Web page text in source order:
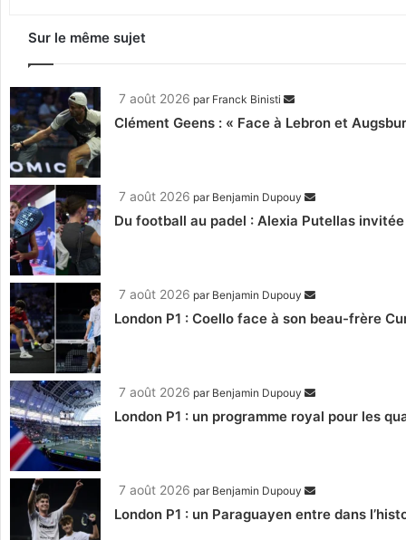
Sur le même sujet
7 août 2026 par Franck Binisti
Clément Geens : « Face à Lebron et
7 août 2026 par Benjamin Dupouy
Du football au padel : Alexia Putellas
7 août 2026 par Benjamin Dupouy
London P1 : Coello face à son beau-frère
7 août 2026 par Benjamin Dupouy
London P1 : un programme royal pour les
7 août 2026 par Benjamin Dupouy
London P1 : un Paraguayen entre dans